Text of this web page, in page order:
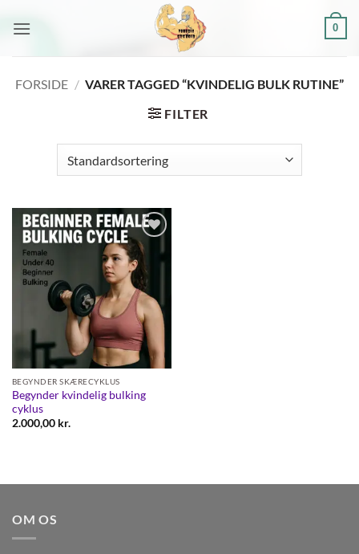
0
FORSIDE / VARER TAGGED “KVINDELIG BULK RUTINE”
FILTER
Add to
wishlist
BEGYNDER SKÆRECYKLUS
Begynder kvindelig bulking
cyklus
2.000,00 kr.
OM OS